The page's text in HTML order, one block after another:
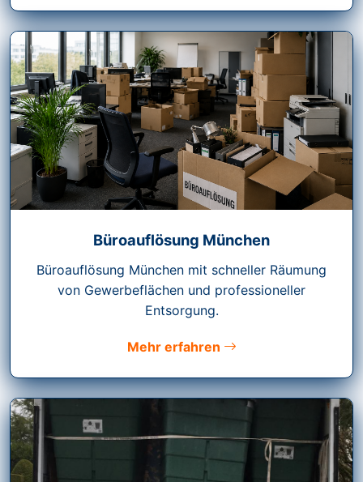
Büroauflösung München
Büroauflösung München mit schneller Räumung
von Gewerbeflächen und professioneller
Entsorgung.
Mehr erfahren